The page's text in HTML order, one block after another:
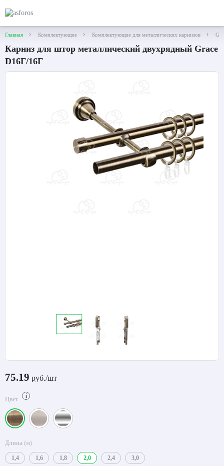
Главная Комплектующие Комплектующие для металлических карнизов
Карниз для штор металлический двухрядный Grace
D16Г/16Г
75.19 руб./шт
Цвет i
Длина (м)
1,4 1,6 1,8 2,0 2,4 3,0